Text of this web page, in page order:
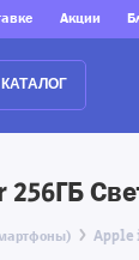
Акции
КАТАЛОГ
Apple